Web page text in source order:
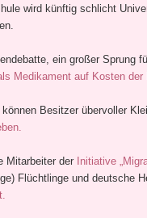
wird künftig schlicht
ein großer Sprung
Medikament auf Kosten
Besitzer übervoller
Mitarbeiter der Initiative
Flüchtlinge und deutsche